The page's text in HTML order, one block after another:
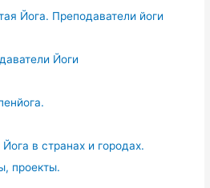
Йога. Преподаватели йоги
Йоги
в странах и городах.
проекты.